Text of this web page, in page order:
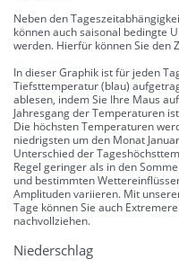
Neben den
können auch saisonal bedingte
werden. Hierfür können Sie den
In dieser Graphik ist für jeden
Tiefsttemperatur (blau)
ablesen, indem Sie Ihre Maus
Jahresgang der Temperaturen
Die höchsten Temperaturen
niedrigsten um den Monat
Unterschied der
Regel geringer als in den
und bestimmten
Amplituden variieren. Mit
Tage können Sie auch
nachvollziehen.
Niederschlag